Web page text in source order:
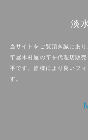
淡
当サイトをご覧頂き誠にあ
竿屋木村屋の竿を代理店販
平です。皆様により良いフ
す。